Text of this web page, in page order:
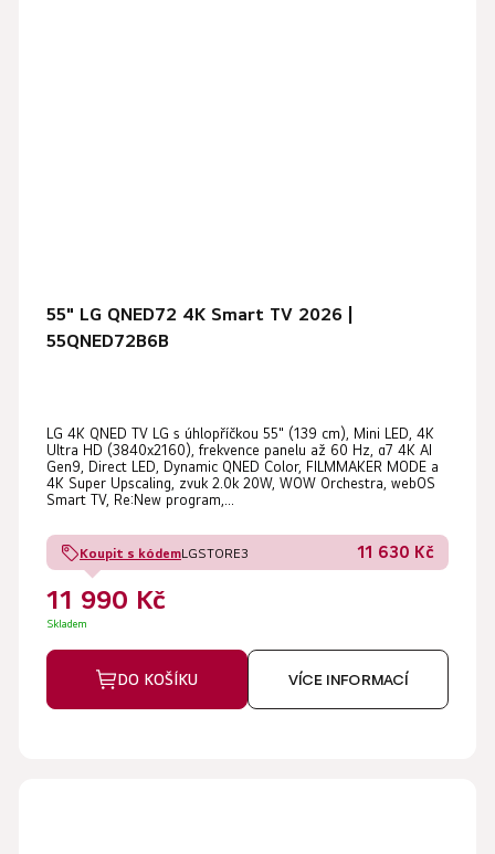
55" LG QNED72 4K Smart TV 2026 |
55QNED72B6B
LG 4K QNED TV LG s úhlopříčkou 55" (139 cm), Mini LED, 4K
Ultra HD (3840x2160), frekvence panelu až 60 Hz, α7 4K AI
Gen9, Direct LED, Dynamic QNED Color, FILMMAKER MODE a
4K Super Upscaling, zvuk 2.0k 20W, WOW Orchestra, webOS
Smart TV, Re:New program,...
Koupit s kódemLGSTORE3 11 630 Kč
11 990 Kč
Skladem
DO KOŠÍKU VÍCE INFORMACÍ